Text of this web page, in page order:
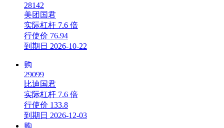
28142
美团国君
实际杠杆 7.6 倍
行使价 76.94
到期日 2026-10-22
购
29099
比迪国君
实际杠杆 7.6 倍
行使价 133.8
到期日 2026-12-03
购